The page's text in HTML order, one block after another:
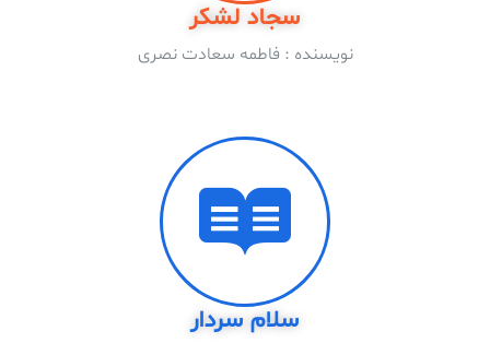
سجاد لشکر
نویسنده : فاطمه سعادت نصری
سلام سردار